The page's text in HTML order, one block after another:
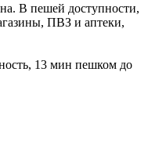
В пешей доступности,
ПВЗ и аптеки,
13 мин пешком до